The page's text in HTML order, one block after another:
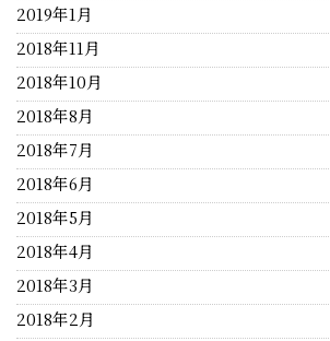
2019年1月
2018年11月
2018年10月
2018年8月
2018年7月
2018年6月
2018年5月
2018年4月
2018年3月
2018年2月